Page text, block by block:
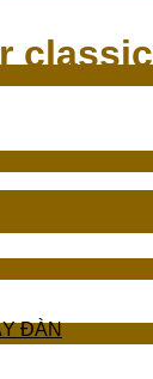
ĐÀN